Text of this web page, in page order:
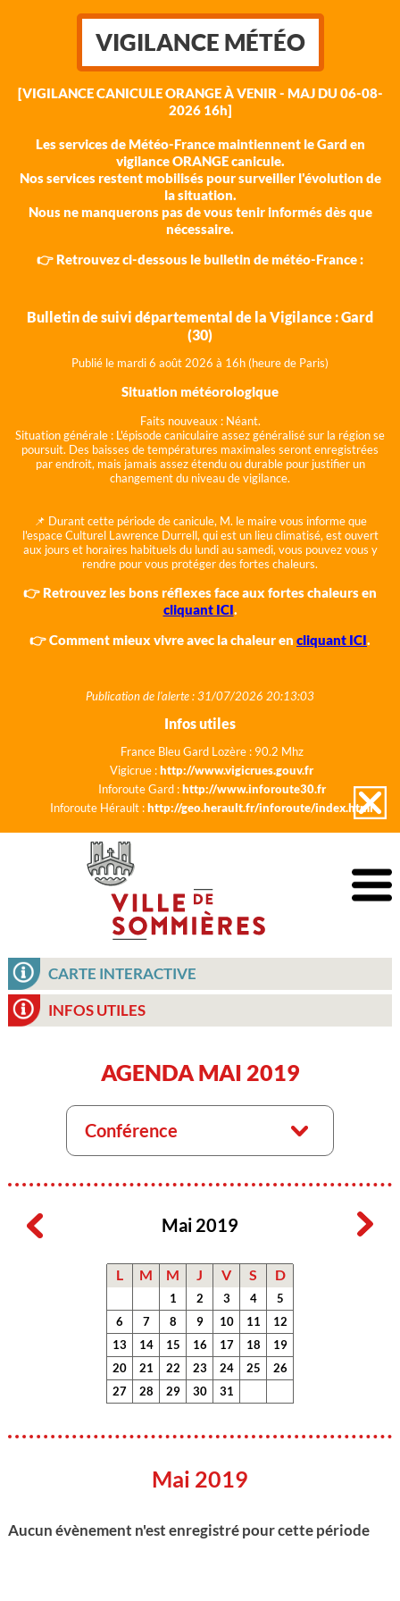
VIGILANCE MÉTÉO
[VIGILANCE CANICULE ORANGE À VENIR - MAJ DU 06-08-
2026 16h]
Les services de Météo-France maintiennent le Gard en
vigilance ORANGE canicule.
Nos services restent mobilisés pour surveiller l'évolution de
la situation.
Nous ne manquerons pas de vous tenir informés dès que
nécessaire.
👉 Retrouvez ci-dessous le bulletin de météo-France :
Bulletin de suivi départemental de la Vigilance : Gard
(30)
Publié le mardi 6 août 2026 à 16h (heure de Paris)
Situation météorologique
Faits nouveaux : Néant.
Situation générale : L'épisode caniculaire assez généralisé sur la région se
poursuit. Des baisses de températures maximales seront enregistrées
par endroit, mais jamais assez étendu ou durable pour justifier un
changement du niveau de vigilance.
📌 Durant cette période de canicule, M. le maire vous informe que
l'espace Culturel Lawrence Durrell, qui est un lieu climatisé, est ouvert
aux jours et horaires habituels du lundi au samedi, vous pouvez vous y
rendre pour vous protéger des fortes chaleurs.
👉 Retrouvez les bons réflexes face aux fortes chaleurs en
cliquant ICI.
👉 Comment mieux vivre avec la chaleur en cliquant ICI.
Publication de l'alerte : 31/07/2026 20:13:03
Infos utiles
France Bleu Gard Lozère : 90.2 Mhz
Vigicrue :http://www.vigicrues.gouv.fr
Inforoute Gard :http://www.inforoute30.fr
Inforoute Hérault :http://geo.herault.fr/inforoute/index.html
CARTE INTERACTIVE
INFOS UTILES
AGENDA MAI 2019
Conférence
Mai 2019
L M M J V S D
1 2 3 4
5
6
7 8 9 10 11
12
13
14 15 16 17 18
19
20
21 22 23 24 25
26
27
28 29 30 31
Mai 2019
Aucun évènement n'est enregistré pour cette période